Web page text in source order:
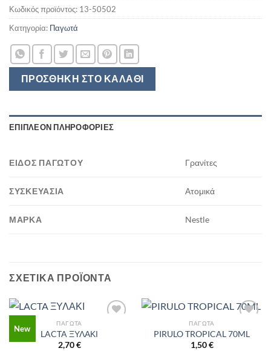
ΠΡΟΣΘΉΚΗ ΣΤΟ ΚΑΛΆΘΙ
Κωδικός προϊόντος: 13-50502
Κατηγορία: Παγωτά
ΕΠΙΠΛΈΟΝ ΠΛΗΡΟΦΟΡΊΕΣ
ΕΊΔΟΣ ΠΑΓΩΤΟΎ Γρανίτες
ΣΥΣΚΕΥΑΣΊΑ Ατομικά
ΜΆΡΚΑ Nestle
ΣΧΕΤΙΚΆ ΠΡΟΪΌΝΤΑ
New
ΠΑΓΩΤΆ
LACTA ΞΥΛΑΚΙ
2,70€
ΠΑΓΩΤΆ
PIRULO TROPICAL 70ML
1,50€